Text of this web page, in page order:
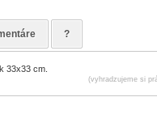
?
33x33 cm.
(vyhradzujeme si